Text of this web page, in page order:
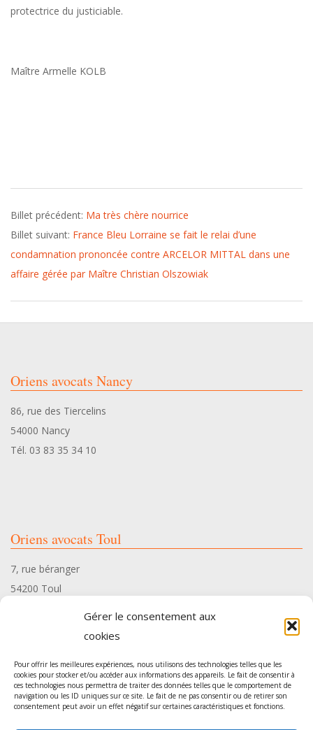
Gérer le consentement aux
cookies
Pour offrir les meilleures expériences, nous utilisons des technologies telles que les
cookies pour stocker et/ou accéder aux informations des appareils. Le fait de consentir à
ces technologies nous permettra de traiter des données telles que le comportement de
navigation ou les ID uniques sur ce site. Le fait de ne pas consentir ou de retirer son
consentement peut avoir un effet négatif sur certaines caractéristiques et fonctions.
V
N
J
U
G
E
:
Q
’
E
N
E
N
protectrice du justiciable.
Maître Armelle KOLB
05-
17
Billet précédent: Ma très chère nourrice
Billet suivant: France Bleu Lorraine se fait le relai d’une
condamnation prononcée contre ARCELOR MITTAL dans une
affaire gérée par Maître Christian Olszowiak​
Oriens avocats Nancy
86, rue des Tiercelins
54000 Nancy
Tél. 03 83 35 34 10
Oriens avocats Toul
7, rue béranger
54200 Toul
Oriens avocats Pont-à-Mousson
54, rue Gambetta